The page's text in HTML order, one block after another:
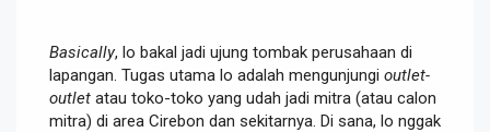
Basically, lo bakal jadi ujung tombak perusahaan di
lapangan. Tugas utama lo adalah mengunjungi outlet-
outlet atau toko-toko yang udah jadi mitra (atau calon
mitra) di area Cirebon dan sekitarnya. Di sana, lo nggak